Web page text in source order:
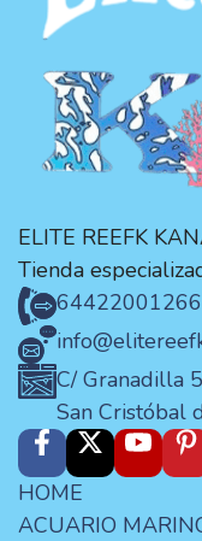
ELITE REEFK
Tienda
644220012
C/ Granadilla
San Cristóbal
HOME
ACUARIO